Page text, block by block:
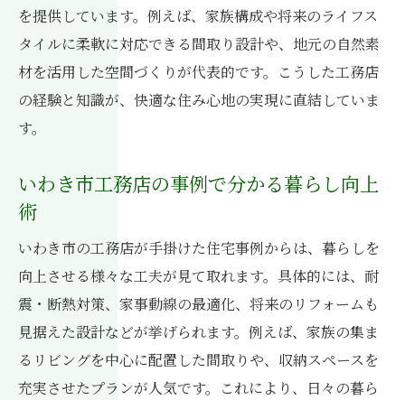
を提供しています。例えば、家族構成や将来のライフス
タイルに柔軟に対応できる間取り設計や、地元の自然素
材を活用した空間づくりが代表的です。こうした工務店
の経験と知識が、快適な住み心地の実現に直結していま
す。
いわき市工務店の事例で分かる暮らし向上
術
いわき市の工務店が手掛けた住宅事例からは、暮らしを
向上させる様々な工夫が見て取れます。具体的には、耐
震・断熱対策、家事動線の最適化、将来のリフォームも
見据えた設計などが挙げられます。例えば、家族の集ま
るリビングを中心に配置した間取りや、収納スペースを
充実させたプランが人気です。これにより、日々の暮ら